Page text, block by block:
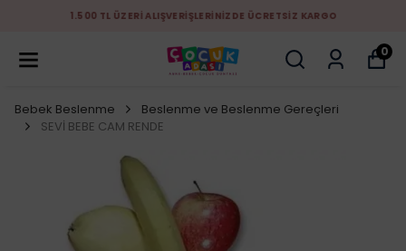
1.500 TL ÜZERİ ALIŞVERİŞLERİNİZDE ÜCRETSİZ KARGO
0
Bebek Beslenme
Beslenme ve Beslenme Gereçleri
SEVİ BEBE CAM RENDE